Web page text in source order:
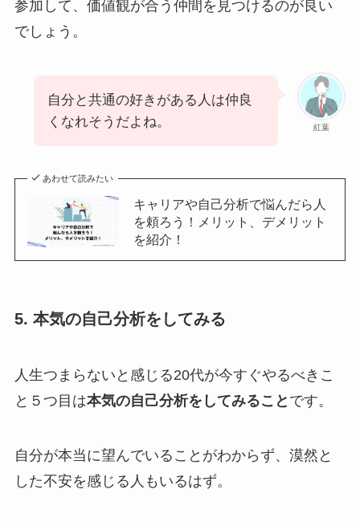
参加して、価値観が合う仲間を見つけるのが良い
でしょう。
紅葉
自分と共通の好きがある人は仲良
くなれそうだよね。
あわせて読みたい
キャリアや自己分析で悩んだら人
を頼ろう！メリット、デメリット
を紹介！
5. 本気の自己分析をしてみる
人生つまらないと感じる20代が今すぐやるべきこ
と５つ目は本気の自己分析をしてみること です。
自分が本当に望んでいることがわからず、漠然と
した不安を感じる人もいるはず。